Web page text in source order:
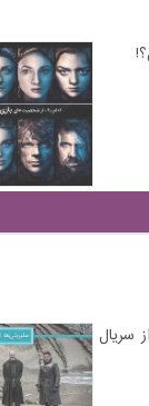
سریال